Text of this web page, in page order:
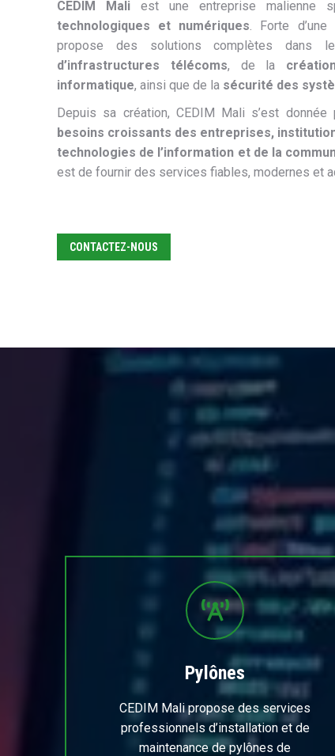
CEDIM Mali est une entreprise malienne
technologiques et numériques. Forte d’une
propose des solutions complètes dans
d’infrastructures télécoms, de la
informatique, ainsi que de la sécurité des
Depuis sa création, CEDIM Mali s’est
besoins croissants des entreprises,
technologies de l’information et de la
est de fournir des services fiables, modernes et
CONTACTEZ-NOUS
Pylônes
CEDIM Mali propose des services
professionnels d’installation et de
maintenance de pylônes de